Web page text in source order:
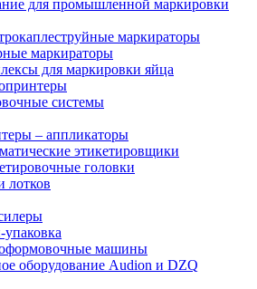
для промышленной маркировки
маркираторы
маркираторы
для маркировки яйца
системы
– аппликаторы
этикетировщики
головки
лотков
машины
оборудование Audion и DZQ